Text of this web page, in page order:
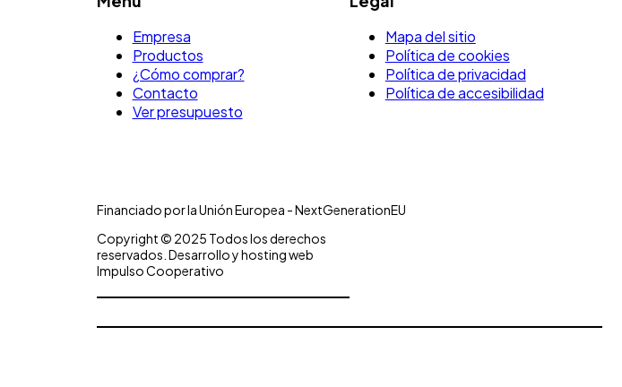
Empresa
Productos
¿Cómo comprar?
Contacto
Ver presupuesto
Mapa del sitio
Política de cookies
Política de privacidad
Política de accesibilidad
Financiado por la Unión Europea - NextGenerationEU
Copyright © 2025 Todos los derechos
reservados. Desarrollo y hosting web
Impulso Cooperativo